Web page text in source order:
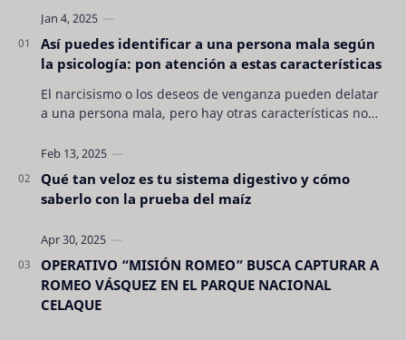
Así puedes identificar a una persona mala según
la psicología: pon atención a estas características
El narcisismo o los deseos de venganza pueden delatar
a una persona mala, pero hay otras características no
Qué tan veloz es tu sistema digestivo y cómo
saberlo con la prueba del maíz
OPERATIVO “MISIÓN ROMEO” BUSCA CAPTURAR A
ROMEO VÁSQUEZ EN EL PARQUE NACIONAL
CELAQUE